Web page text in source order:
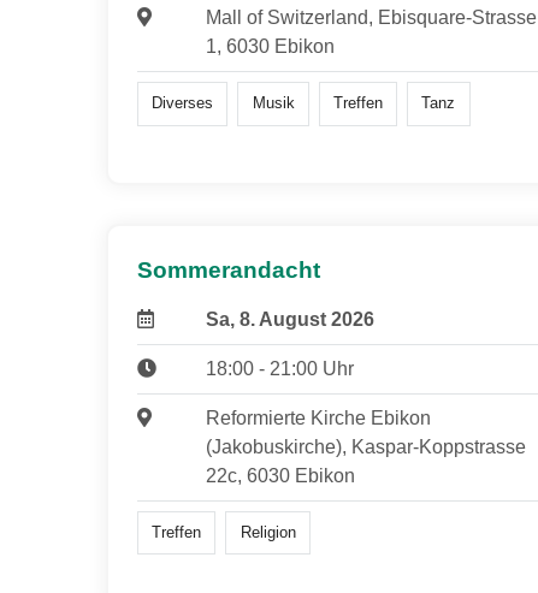
Mall of Switzerland, Ebisquare-Strasse
1, 6030 Ebikon
Diverses Musik Treffen Tanz
Sommerandacht
Sa, 8. August 2026
18:00 - 21:00 Uhr
Reformierte Kirche Ebikon
(Jakobuskirche), Kaspar-Koppstrasse
22c, 6030 Ebikon
Treffen Religion